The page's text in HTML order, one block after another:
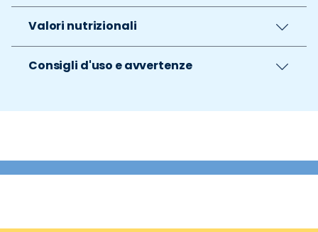
Valori nutrizionali
Consigli d'uso e avvertenze